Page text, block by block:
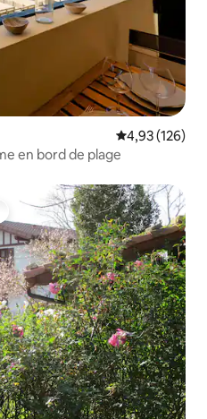
Note
4,93 (126)
en bord de plage
les plus aimés